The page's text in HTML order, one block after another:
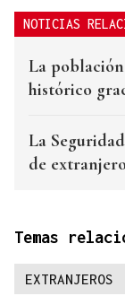
NOTICIAS
La
histórico
La
de
Temas
EXTRANJEROS